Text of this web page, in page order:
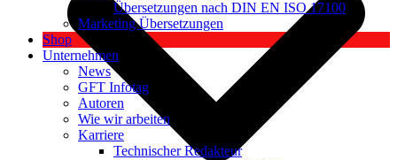
Übersetzungen nach DIN EN ISO 17100
Marketing Übersetzungen
Shop
Unternehmen
News
GFT Infotag
Autoren
Wie wir arbeiten
Karriere
Technischer Redakteur